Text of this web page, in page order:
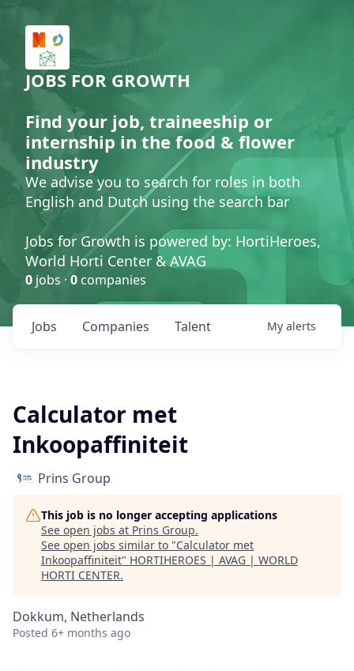
JOBS FOR GROWTH
Find your job, traineeship or
internship in the food & flower
industry
We advise you to search for roles in both
English and Dutch using the search bar
Jobs for Growth is powered by: HortiHeroes,
World Horti Center & AVAG
0 jobs · 0 companies
Jobs Companies Talent My alerts
Calculator met
Inkoopaffiniteit
Prins Group
This job is no longer accepting applications
See open jobs at Prins Group.
See open jobs similar to "Calculator met
Inkoopaffiniteit" HORTIHEROES | AVAG | WORLD
HORTI CENTER.
Dokkum, Netherlands
Posted 6+ months ago